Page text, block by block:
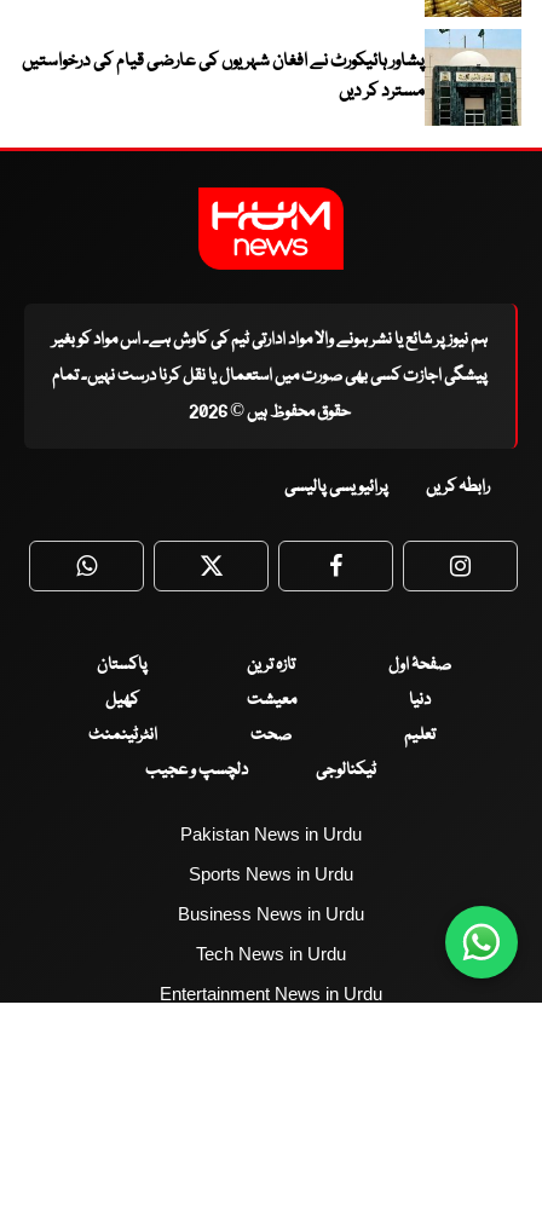
پشاور ہائیکورٹ نے افغان شہریوں کی عارضی قیام کی درخواستیں
مسترد کر دیں
ہم نیوز پر شائع یا نشر ہونے والا مواد ادارتی ٹیم کی کاوش ہے۔ اس مواد کو بغیر
پیشگی اجازت کسی بھی صورت میں استعمال یا نقل کرنا درست نہیں۔ تمام
حقوق محفوظ ہیں © 2026
رابطہ کریں پرائیویسی پالیسی
WhatsApp Twitter Facebook
صفحۂ اول تازہ ترین
پاکستان
دنیا
معیشت
کھیل
تعلیم
صحت
انٹرٹینمنٹ
ٹیکنالوجی
دلچسپ و عجیب
Pakistan News in Urdu
Sports News in Urdu
Business News in Urdu
Tech News in Urdu
Entertainment News in Urdu